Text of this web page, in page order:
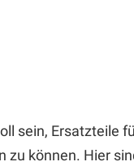
sein, Ersatzteile
zu können. Hier